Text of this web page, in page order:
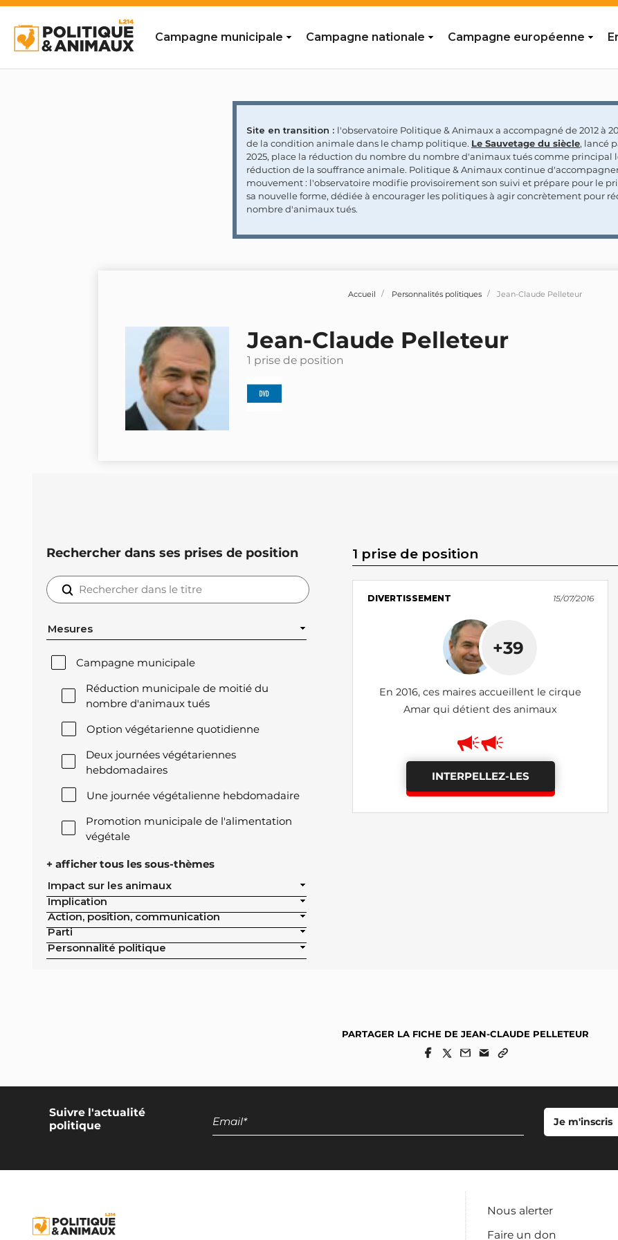
Campagne municipale Campagne nationale Campagne européenne
Site en transition : l'observatoire Politique & Animaux a accompagné de 2012 à
de la condition animale dans le champ politique. Le Sauvetage du siècle, lancé
2025, place la réduction du nombre du nombre d'animaux tués comme principal
réduction de la souffrance animale. Politique & Animaux continue
mouvement : l'observatoire modifie provisoirement son suivi et prépare pour le
sa nouvelle forme, dédiée à encourager les politiques à agir concrètement pour
nombre d'animaux tués.
Accueil Personnalités politiques Jean-Claude Pelleteur
Jean-Claude Pelleteur
1 prise de position
Rechercher dans ses prises de position
Mesures
Campagne municipale
Réduction municipale de moitié du
nombre d'animaux tués
Option végétarienne quotidienne
Deux journées végétariennes
hebdomadaires
Une journée végétalienne hebdomadaire
Promotion municipale de l'alimentation
végétale
Offre végétale lors des réceptions
Exclusion de l'élevage intensif des achats
publics de la ville
Exclusion de la pisciculture des achats
publics de la ville
piscicoles
Mesures miroirs sur les produits d’origine
Interdiction des navires de pêche de plus
Interdiction nationale des élevages
d’insectes
+ afficher tous les sous-thèmes
Impact sur les animaux
Implication
Action, position, communication
Parti
Personnalité politique
1 prise de position
DIVERTISSEMENT 15/07/2016
+39
En 2016, ces maires accueillent le cirque
Amar qui détient des animaux
INTERPELLEZ-LES
PARTAGER LA FICHE DE JEAN-CLAUDE PELLETEUR
Suivre l'actualité
politique
Nous alerter
Faire un don